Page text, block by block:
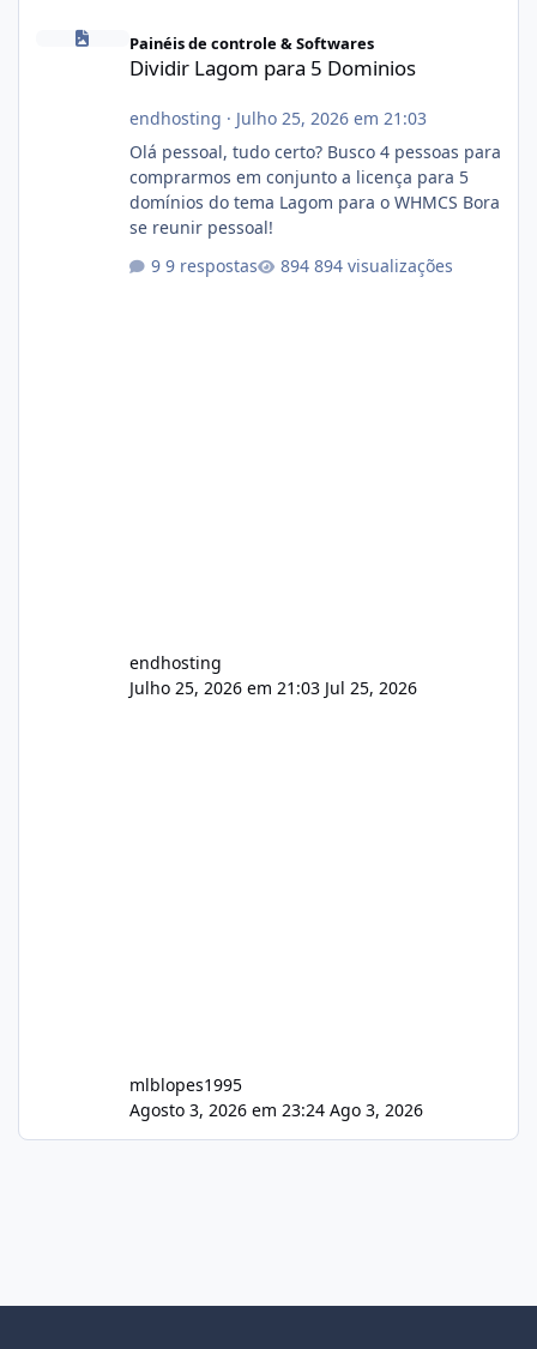
Dividir Lagom para 5 Dominios
Painéis de controle & Softwares
Dividir Lagom para 5 Dominios
endhosting · Julho 25, 2026 em 21:03
Olá pessoal, tudo certo? Busco 4 pessoas para
comprarmos em conjunto a licença para 5
domínios do tema Lagom para o WHMCS Bora
se reunir pessoal!
9 respostas
894 visualizações
endhosting
Julho 25, 2026 em 21:03 Jul 25, 2026
mlblopes1995
Agosto 3, 2026 em 23:24 Ago 3, 2026